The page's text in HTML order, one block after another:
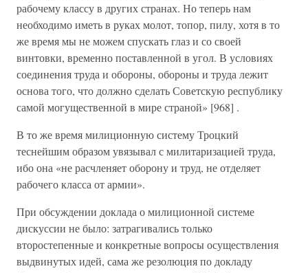
рабочему классу в других странах. Но теперь нам
необходимо иметь в руках молот, топор, пилу, хотя в то
же время мы не можем спускать глаз и со своей
винтовки, временно поставленной в угол. В условиях
соединения труда и обороны, обороны и труда лежит
основа того, что должно сделать Советскую республику
самой могущественной в мире страной» [968] .
В то же время милиционную систему Троцкий
теснейшим образом увязывал с милитаризацией труда,
ибо она «не расчленяет оборону и труд, не отделяет
рабочего класса от армии».
При обсуждении доклада о милиционной системе
дискуссии не было: затрагивались только
второстепенные и конкретные вопросы осуществления
выдвинутых идей, сама же резолюция по докладу